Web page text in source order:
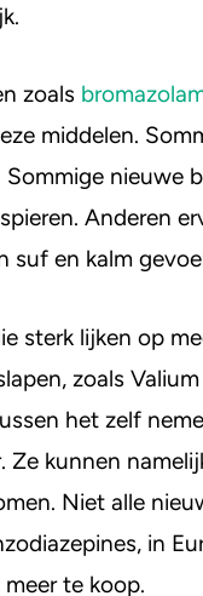
zoals
middelen.
nieuwe
Anderen
suf en kalm
sterk lijken op
zoals
het zelf
kunnen
Niet alle
in
te koop.